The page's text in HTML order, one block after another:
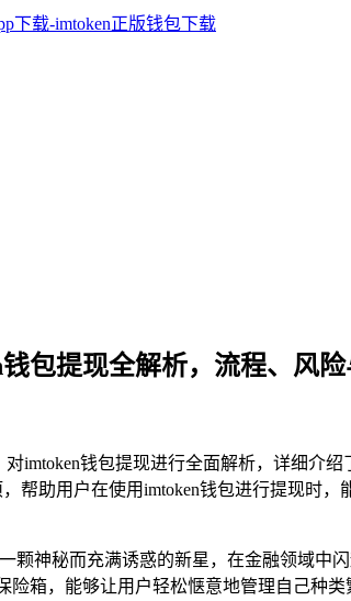
包提现全解析，流程、风
imtoken钱包提现进行全面解析，详细介
帮助用户在使用imtoken钱包进行提现时
颗神秘而充满诱惑的新星，在金融领域中
箱，能够让用户轻松惬意地管理自己种